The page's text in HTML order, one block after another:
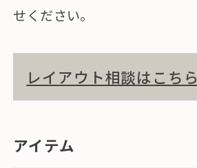
せください。
レイアウト相談はこちら
アイテム